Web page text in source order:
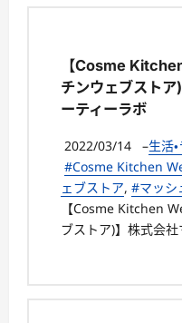
【Cosme
チンウェブスト
ーティーラボ
2022/03/14 –生活
#Cosme Kitchen
ェブストア, #マッシ
【Cosme Kitchen
ブストア)】株式会